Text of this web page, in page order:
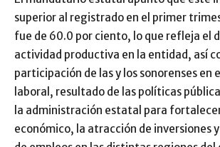
superior al registrado en el primer
fue de 60.0 por ciento, lo que refleja el
actividad productiva en la entidad, así
participación de las y los sonorenses en
laboral, resultado de las políticas
la administración estatal para
económico, la atracción de inversiones